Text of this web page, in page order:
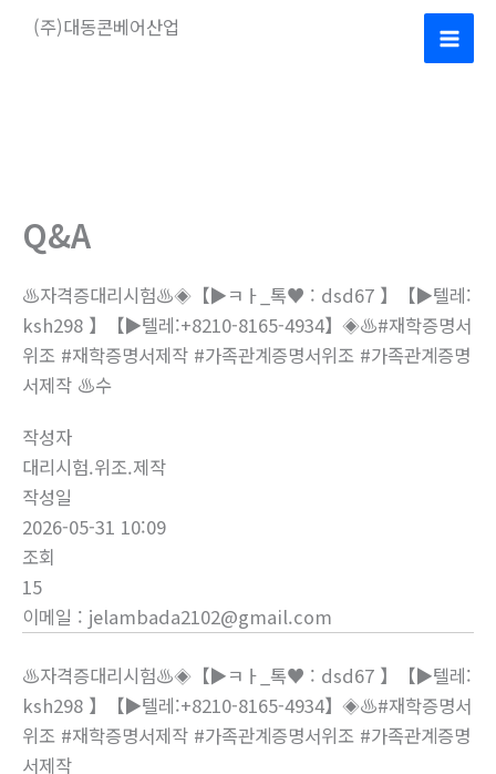
(주)대동콘베어산업
Main
Q&A
♨️자격증대리시험♨️◈【▶ㅋㅏ_톡♥ : dsd67 】【▶텔레:
ksh298 】【▶텔레:+8210-8165-4934】◈♨️#재학증명서
위조 #재학증명서제작 #가족관계증명서위조 #가족관계증명
서제작 ♨️수
작성자
대리시험.위조.제작
작성일
2026-05-31 10:09
조회
15
이메일 : jelambada2102@gmail.com
♨️자격증대리시험♨️◈【▶ㅋㅏ_톡♥ : dsd67 】【▶텔레:
ksh298 】【▶텔레:+8210-8165-4934】◈♨️#재학증명서
위조 #재학증명서제작 #가족관계증명서위조 #가족관계증명
서제작